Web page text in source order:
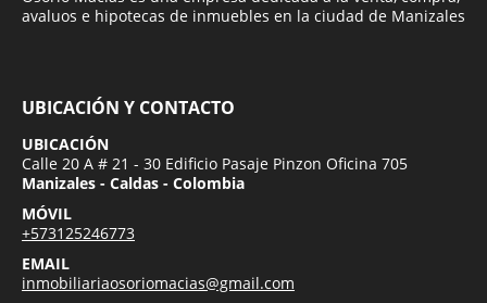
avaluos e hipotecas de inmuebles en la ciudad de Manizales
UBICACIÓN Y CONTACTO
UBICACIÓN
Calle 20 A # 21 - 30 Edificio Pasaje Pinzon Oficina 705
Manizales - Caldas - Colombia
MÓVIL
+573125246773
EMAIL
inmobiliariaosoriomacias@gmail.com